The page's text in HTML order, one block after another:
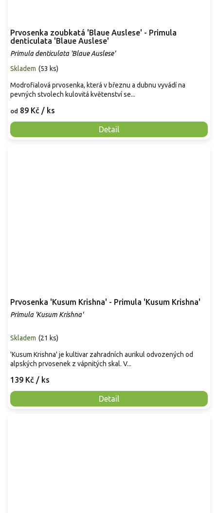
Prvosenka zoubkatá 'Blaue Auslese' - Primula
denticulata 'Blaue Auslese'
Primula denticulata 'Blaue Auslese'
Skladem (53 ks)
od 89 Kč / ks
Detail
Modrofialová prvosenka, která v březnu a dubnu vyvádí na
pevných stvolech kulovitá květenství se...
Prvosenka 'Kusum Krishna' - Primula 'Kusum Krishna'
Primula 'Kusum Krishna'
Skladem (21 ks)
139 Kč / ks
Detail
'Kusum Krishna' je kultivar zahradních aurikul odvozených od
alpských prvosenek z vápnitých skal. V...